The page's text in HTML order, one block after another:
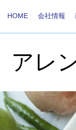
会社情報
HOME
アレ